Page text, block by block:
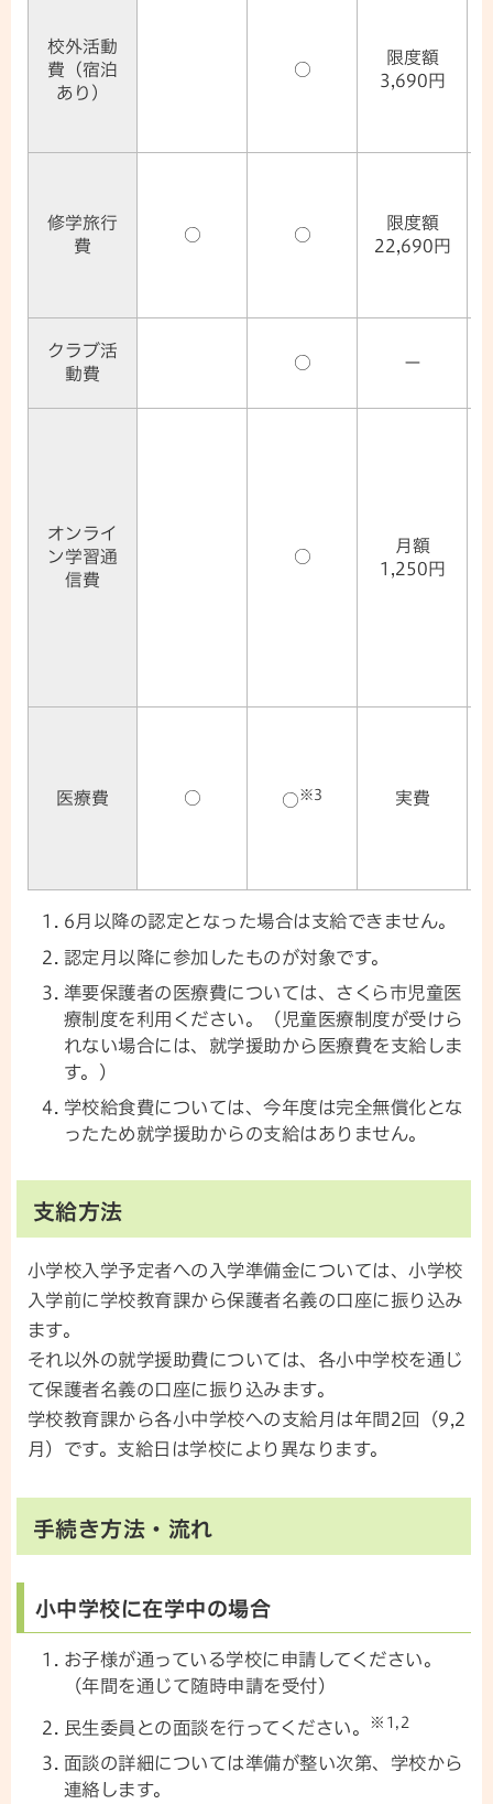
校外活動
費（宿泊
あり）
○
限度額
3,690円
修学旅行
費
○ ○
限度額
22,690円
クラブ活
動費
○ ー
オンライ
ン学習通
信費
○
月額
1,250円
医療費 ○ ○※3 実費
6月以降の認定となった場合は支給できません。
認定月以降に参加したものが対象です。
準要保護者の医療費については、さくら市児童医
療制度を利用ください。（児童医療制度が受けら
れない場合には、就学援助から医療費を支給しま
す。）
学校給食費については、今年度は完全無償化とな
ったため就学援助からの支給はありません。
支給方法
小学校入学予定者への入学準備金については、小学校
入学前に学校教育課から保護者名義の口座に振り込み
ます。
それ以外の就学援助費については、各小中学校を通じ
て保護者名義の口座に振り込みます。
学校教育課から各小中学校への支給月は年間2回（9,2
月）です。支給日は学校により異なります。
手続き方法・流れ
小中学校に在学中の場合
お子様が通っている学校に申請してください。
（年間を通じて随時申請を受付）
民生委員との面談を行ってください。 ※1,2
面談の詳細については準備が整い次第、学校から
連絡します。